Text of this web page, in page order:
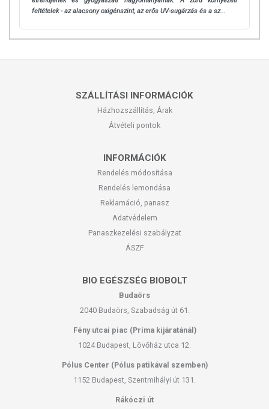
feltételek - az alacsony oxigénszint, az erős UV-sugárzás és a sz...
SZÁLLÍTÁSI INFORMÁCIÓK
Házhozszállítás, Árak
Átvételi pontok
INFORMÁCIÓK
Rendelés módosítása
Rendelés lemondása
Reklamáció, panasz
Adatvédelem
Panaszkezelési szabályzat
ÁSZF
BIO EGÉSZSÉG BIOBOLT
Budaörs
2040 Budaörs, Szabadság út 61.
Fény utcai piac (Príma kijáratánál)
1024 Budapest, Lövőház utca 12.
Pólus Center (Pólus patikával szemben)
1152 Budapest, Szentmihályi út 131.
Rákóczi út